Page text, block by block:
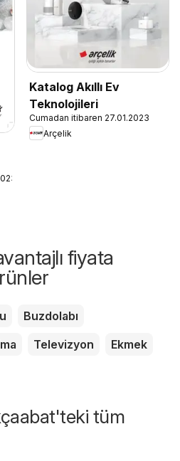
Katalog Akıllı Ev
Teknolojileri
Cumadan itibaren 27.01.2023
Arçelik
fiyata
Buzdolabı
Televizyon
Ekmek
tüm